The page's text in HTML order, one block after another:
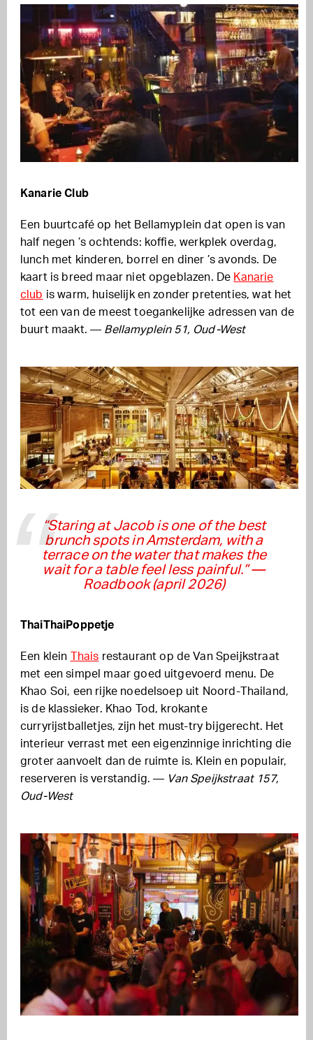
Kanarie Club
Een buurtcafé op het Bellamyplein dat open is van
half negen ’s ochtends: koffie, werkplek overdag,
lunch met kinderen, borrel en diner ’s avonds. De
kaart is breed maar niet opgeblazen. De Kanarie
club is warm, huiselijk en zonder pretenties, wat het
tot een van de meest toegankelijke adressen van de
buurt maakt. — Bellamyplein 51, Oud-West
“Staring at Jacob is one of the best
brunch spots in Amsterdam, with a
terrace on the water that makes the
wait for a table feel less painful.”—
Roadbook (april 2026)
ThaiThaiPoppetje
Een klein Thais restaurant op de Van Speijkstraat
met een simpel maar goed uitgevoerd menu. De
Khao Soi, een rijke noedelsoep uit Noord-Thailand,
is de klassieker. Khao Tod, krokante
curryrijstballetjes, zijn het must-try bijgerecht. Het
interieur verrast met een eigenzinnige inrichting die
groter aanvoelt dan de ruimte is. Klein en populair,
reserveren is verstandig. — Van Speijkstraat 157,
Oud-West